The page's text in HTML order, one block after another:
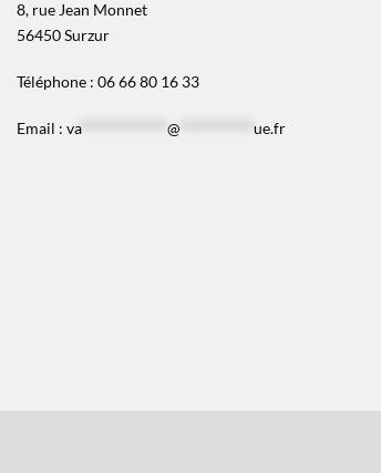
8, rue Jean Monnet
56450 Surzur
Téléphone : 06 66 80 16 33
Email : va************* @ ue.fr